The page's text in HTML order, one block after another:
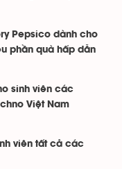
Pepsico dành cho
phần quà hấp dẫn
sinh viên các
Việt Nam
viên tất cả các